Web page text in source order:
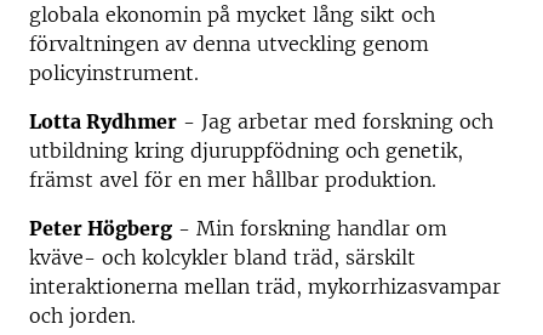
globala ekonomin på mycket lång sikt och
förvaltningen av denna utveckling genom
policyinstrument.
Lotta Rydhmer - Jag arbetar med forskning och
utbildning kring djuruppfödning och genetik,
främst avel för en mer hållbar produktion.
Peter Högberg - Min forskning handlar om
kväve- och kolcykler bland träd, särskilt
interaktionerna mellan träd, mykorrhizasvampar
och jorden.